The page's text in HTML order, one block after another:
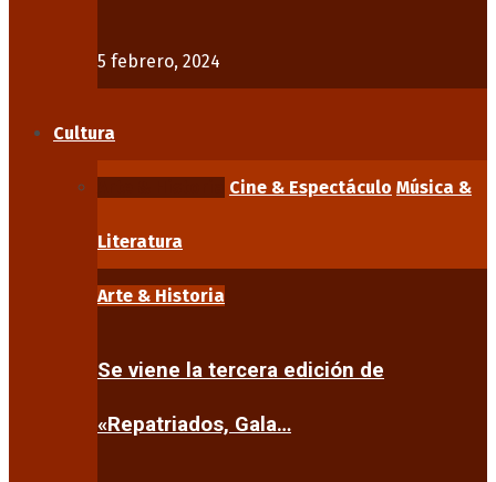
5 febrero, 2024
Cultura
Cine & Espectáculo Música &
Literatura
Arte & Historia
Se viene la tercera edición de
«Repatriados, Gala…